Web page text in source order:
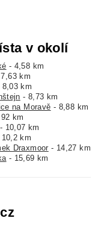
v okolí
- 4,58 km
km
8,03 km
- 8,73 km
na Moravě - 8,88 km
km
- 10,07 km
10,2 km
Draxmoor - 14,27 km
- 15,69 km